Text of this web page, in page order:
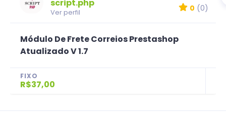
script.php
Ver perfil 0 (0)
Módulo De Frete Correios Prestashop
Atualizado V 1.7
FIXO
R$37,00